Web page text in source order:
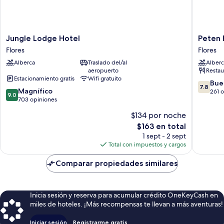
Jungle
Lodge
Hotel
Flores
Jungle Lodge Hotel
Flores
Alberca
Traslado del/al
aeropuerto
Estacionamiento gratis
Wifi gratuito
9.0
de
9.0 Magnífico
703 opiniones
$134 por noche
El
precio
actual
es
de
$163
$163 en total
1 sept - 2 sept
Total con impuestos y cargos
Peten
Hotel
and
Center
Flores
Peten
Flores
7.8
de
7.8
261
Comparar propiedades similares
Inicia sesión y reserva para acumular crédito OneKeyCash en
miles de hoteles. ¡Más recompensas te llevan a más aventuras!
Iniciar sesión Registrarme gratis